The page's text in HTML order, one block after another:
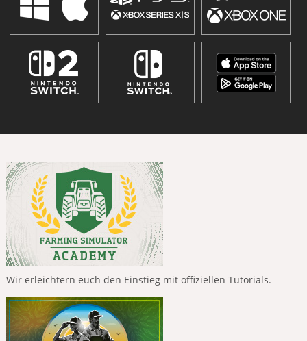
Wir erleichtern euch den Einstieg mit offiziellen Tutorials.